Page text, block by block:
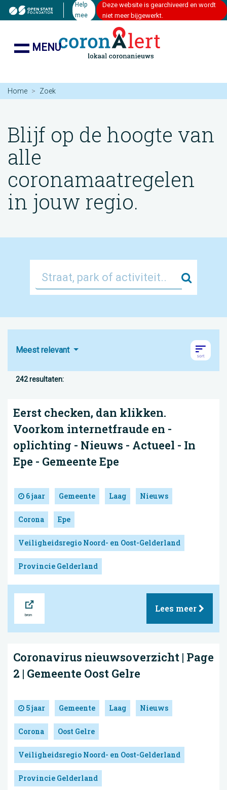
Help
mee
Deze website is gearchiveerd en wordt
niet meer bijgewerkt.
MENU
Home Zoek
Blijf op de hoogte van
alle
coronamaatregelen
in jouw regio.
Zoek
Meest relevant
242 resultaten:
Eerst checken, dan klikken.
Voorkom internetfraude en -
oplichting - Nieuws - Actueel - In
Epe - Gemeente Epe
6 jaar Gemeente Laag Nieuws
Corona Epe
Veiligheidsregio Noord- en Oost-Gelderland
Provincie Gelderland
Lees meer
Coronavirus nieuwsoverzicht | Page
2 | Gemeente Oost Gelre
5 jaar Gemeente Laag Nieuws
Corona Oost Gelre
Veiligheidsregio Noord- en Oost-Gelderland
Provincie Gelderland